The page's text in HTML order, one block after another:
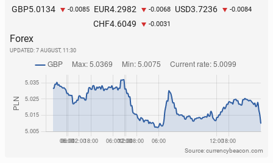
GBP5.0134 -0.0085 EUR4.2982 -0.0068 USD3.7236 -0.0084
CHF4.6049 -0.0031
Forex
UPDATED: 7 AUGUST, 11:30
Source: currencybeacon.com